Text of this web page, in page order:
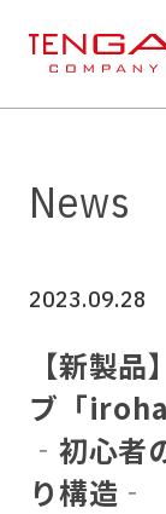
News
2023.09.28
【新製
ブ「
‐初心者
り構造‐